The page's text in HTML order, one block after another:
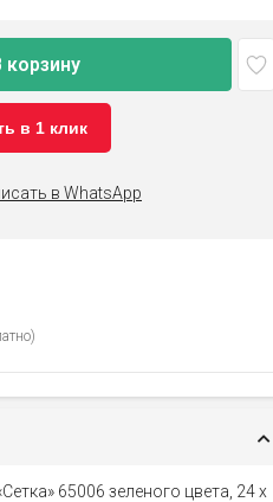
корзину
в 1 клик
в WhatsApp
65006 зеленого цвета, 24 х